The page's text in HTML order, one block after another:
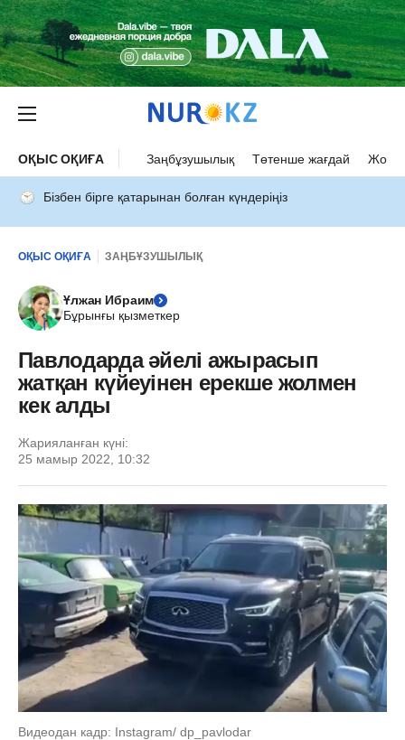
ОҚЫС ОҚИҒА Заңбұзушылық Төтенше жағдай Жол
Бізбен бірге қатарынан болған күндеріңіз
ОҚЫС ОҚИҒА ЗАҢБҰЗУШЫЛЫҚ
Ұлжан Ибраим
Бұрынғы қызметкер
Павлодарда әйелі ажырасып
жатқан күйеуінен ерекше жолмен
кек алды
Жарияланған күні:
25 мамыр 2022, 10:32
Видеодан кадр: Instagram/ dp_pavlodar